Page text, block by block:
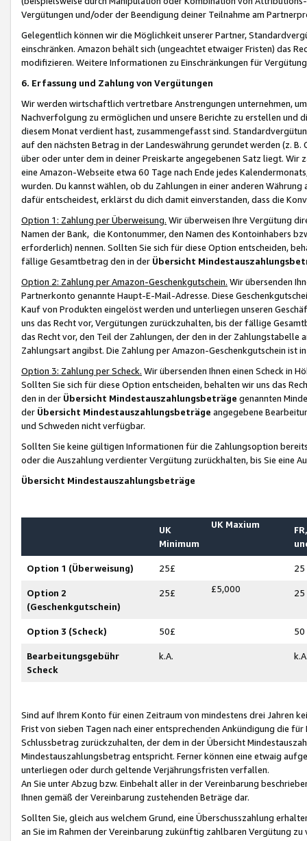
Vergütungen und/oder der Beendigung deiner Teilnahme am
Gelegentlich können wir die Möglichkeit unserer Partner,
einschränken. Amazon behält sich (ungeachtet etwaiger Fristen) das
modifizieren. Weitere Informationen zu Einschränkungen für
6. Erfassung und Zahlung von Vergütungen
Wir werden wirtschaftlich vertretbare Anstrengungen unternehmen,
Nachverfolgung zu ermöglichen und unsere Berichte zu erstellen und
diesem Monat verdient hast, zusammengefasst sind.
auf den nächsten Betrag in der Landeswährung gerundet werden (z.
über oder unter dem in deiner Preiskarte angegebenen Satz liegt.
eine Amazon-Webseite etwa 60 Tage nach Ende jedes
wurden. Du kannst wählen, ob du Zahlungen in einer anderen
dafür entscheidest, erklärst du dich damit einverstanden, dass die
Option 1: Zahlung per Überweisung. Wir überweisen Ihre Vergütung
Namen der Bank, die Kontonummer, den Namen des Kontoinhabers
erforderlich) nennen. Sollten Sie sich für diese Option entscheiden,
fällige Gesamtbetrag den in der Übersicht
Option 2: Zahlung per Amazon-Geschenkgutschein. Wir übersenden
Partnerkonto genannte Haupt-E-Mail-Adresse. Diese
Kauf von Produkten eingelöst werden und unterliegen unseren
uns das Recht vor, Vergütungen zurückzuhalten, bis der fällige
das Recht vor, den Teil der Zahlungen, der den in der
Zahlungsart angibst. Die Zahlung per Amazon-Geschenkgutschein ist
Option 3: Zahlung per Scheck. Wir übersenden Ihnen einen Scheck in
Sollten Sie sich für diese Option entscheiden, behalten wir uns das
den in der Übersicht Mindestauszahlungsbeträge genannten
der Übersicht Mindestauszahlungsbeträge angegebene
und Schweden nicht verfügbar.
Sollten Sie keine gültigen Informationen für die Zahlungsoption
oder die Auszahlung verdienter Vergütung zurückhalten, bis Sie
Übersicht Mindestauszahlungsbeträge
UK
Minimum
UK Maxium
Option 1 (Überweisung) 25£ 25
Option 2
(Geschenkgutschein)
25£ £5,000 25
Option 3 (Scheck) 50£ 50
Bearbeitungsgebühr
Scheck
k.A.
Sind auf Ihrem Konto für einen Zeitraum von mindestens drei Jahren
Frist von sieben Tagen nach einer entsprechenden Ankündigung die
Schlussbetrag zurückzuhalten, der dem in der Übersicht
Mindestauszahlungsbetrag entspricht. Ferner können eine etwaig
unterliegen oder durch geltende Verjährungsfristen verfallen.
An Sie unter Abzug bzw. Einbehalt aller in der Vereinbarung
Ihnen gemäß der Vereinbarung zustehenden Beträge dar.
Sollten Sie, gleich aus welchem Grund, eine Überschusszahlung
an Sie im Rahmen der Vereinbarung zukünftig zahlbaren Vergütung zu